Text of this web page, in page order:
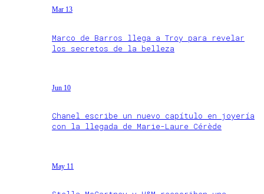
Mar 13
Marco de Barros llega a Troy para revelar
los secretos de la belleza
Jun 10
Chanel escribe un nuevo capítulo en joyería
con la llegada de Marie-Laure Cérède
May 11